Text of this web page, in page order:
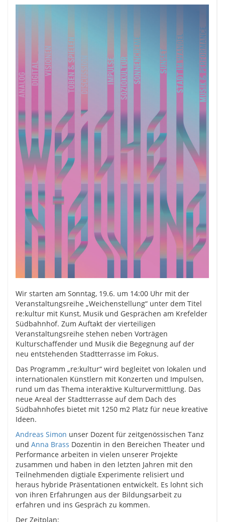
Wir starten am Sonntag, 19.6. um 14:00 Uhr mit der
Veranstaltungsreihe „Weichenstellung“ unter dem Titel
re:kultur mit Kunst, Musik und Gesprächen am Krefelder
Südbahnhof. Zum Auftakt der vierteiligen
Veranstaltungsreihe stehen neben Vorträgen
Kulturschaffender und Musik die Begegnung auf der
neu entstehenden Stadtterrasse im Fokus.
Das Programm „re:kultur“ wird begleitet von lokalen und
internationalen Künstlern mit Konzerten und Impulsen,
rund um das Thema interaktive Kulturvermittlung. Das
neue Areal der Stadtterrasse auf dem Dach des
Südbahnhofes bietet mit 1250 m2 Platz für neue kreative
Ideen.
Andreas Simon unser Dozent für zeitgenössischen Tanz
und Anna Brass Dozentin in den Bereichen Theater und
Performance arbeiten in vielen unserer Projekte
zusammen und haben in den letzten Jahren mit den
Teilnehmenden digtiale Experimente relisiert und
heraus hybride Präsentationen entwickelt. Es lohnt sich
von ihren Erfahrungen aus der Bildungsarbeit zu
erfahren und ins Gespräch zu kommen.
Der Zeitplan: